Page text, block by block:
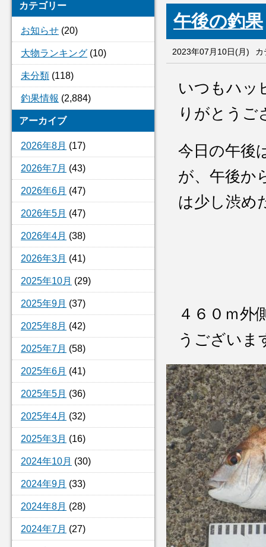
カテゴリー
お知らせ (20)
大物ランキング (10)
未分類 (118)
釣果情報 (2,884)
アーカイブ
2026年8月 (17)
2026年7月 (43)
2026年6月 (47)
2026年5月 (47)
2026年4月 (38)
2026年3月 (41)
2025年10月 (29)
2025年9月 (37)
2025年8月 (42)
2025年7月 (58)
2025年6月 (41)
2025年5月 (36)
2025年4月 (32)
2025年3月 (16)
2024年10月 (30)
2024年9月 (33)
2024年8月 (28)
2024年7月 (27)
午後の釣果
2023年07月10日(月) カ
いつもハッ
りがとうご
今日の午後
が、午後か
は少し渋
４６０ｍ
うございま